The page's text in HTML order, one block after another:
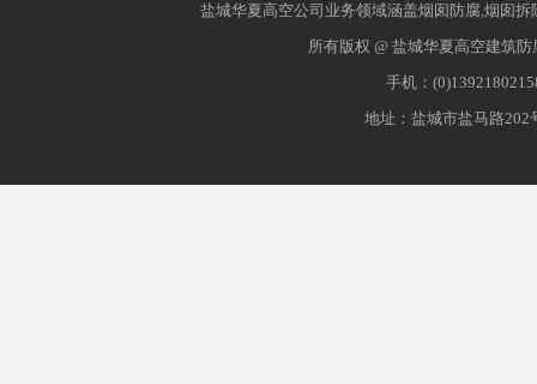
盐城华夏高空公司业务领域涵盖烟囱防腐,烟囱
所有版权 @ 盐城华夏高空建筑
手机：
地址：盐城市盐马路202